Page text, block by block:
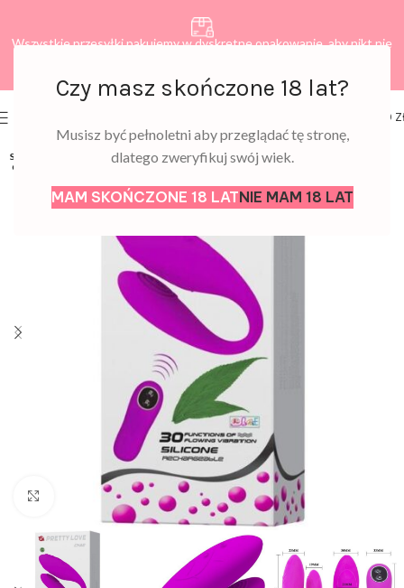
Czy masz skończone 18 lat?
Musisz być pełnoletni aby przeglądać tę stronę,
dlatego zweryfikuj swój wiek.
MAM SKOŃCZONE 18 LATNIE MAM 18 LAT
Wszystkie przesyłki pakujemy w dyskretne opakowanie, aby nikt nie
0,00
SOLD
OUT
Click to enlarge